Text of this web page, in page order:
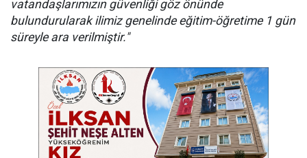
vatandaşlarımızın güvenliği göz önünde
bulundurularak ilimiz genelinde eğitim-öğretime 1 gün
süreyle ara verilmiştir."